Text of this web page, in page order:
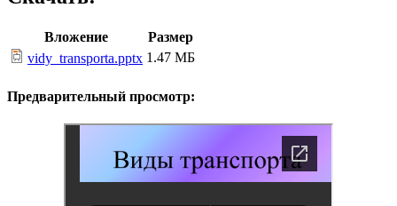
Вложение
Размер
vidy_transporta.pptx 1.47 МБ
Предварительный просмотр: